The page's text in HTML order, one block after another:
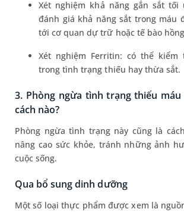
Xét nghiệm khả năng gắn sắt tối
đánh giá khả năng sắt trong máu
tới cơ quan dự trữ hoặc tế bào
Xét nghiệm Ferritin: có thể
trong tình trạng thiếu hay thừa sắt.
3. Phòng ngừa tình trạng thiếu
cách nào?
Phòng ngừa tình trạng này cũng là
nâng cao sức khỏe, tránh những ảnh
cuộc sống.
Qua bổ sung dinh dưỡng
Một số loại thực phẩm được xem là